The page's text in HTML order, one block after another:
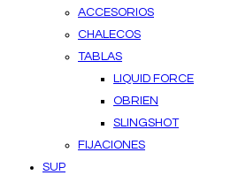
ACCESORIOS
CHALECOS
TABLAS
LIQUID FORCE
OBRIEN
SLINGSHOT
FIJACIONES
SUP